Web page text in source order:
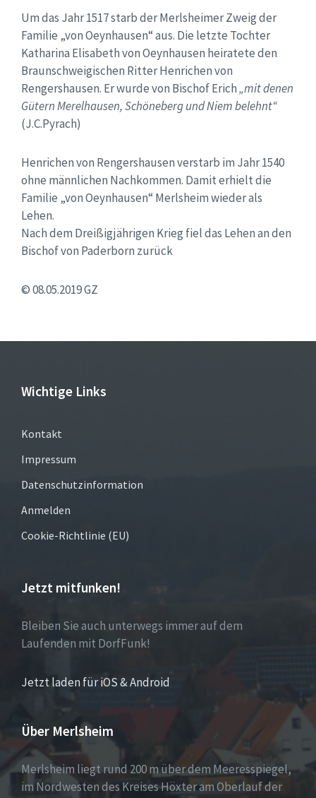
Um das Jahr 1517 starb der Merlsheimer Zweig der
Familie „von Oeynhausen“ aus. Die letzte Tochter
Katharina Elisabeth von Oeynhausen heiratete den
Braunschweigischen Ritter Henrichen von
Rengershausen. Er wurde von Bischof Erich„mit denen
Gütern Merelhausen, Schöneberg und Niem belehnt“
(J.C.Pyrach)
Henrichen von Rengershausen verstarb im Jahr 1540
ohne männlichen Nachkommen. Damit erhielt die
Familie „von Oeynhausen“ Merlsheim wieder als
Lehen.
Nach dem Dreißigjährigen Krieg fiel das Lehen an den
Bischof von Paderborn zurück
© 08.05.2019 GZ
Wichtige Links
Kontakt
Impressum
Datenschutzinformation
Anmelden
Cookie-Richtlinie (EU)
Jetzt mitfunken!
Bleiben Sie auch unterwegs immer auf dem
Laufenden mit DorfFunk!
Jetzt laden für iOS & Android
Über Merlsheim
Merlsheim liegt rund 200 m über dem Meeresspiegel,
im Nordwesten des Kreises Höxter am Oberlauf der